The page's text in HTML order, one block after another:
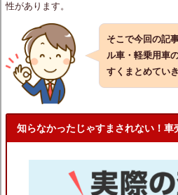
性があります。
そこで今回の記
ル車・軽乗用車
すくまとめてい
知らなかったじゃすまされない！車